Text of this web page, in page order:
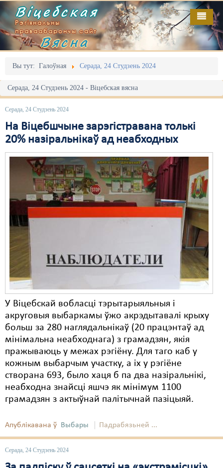
Віцебская
Рэгіянальны
праваабарончы сайт
Вясна
Вы тут: Галоўная Серада, 24 Студзень 2024
Серада, 24 Студзень 2024 - Віцебская вясна
Серада, 24 Студзень 2024
На Віцебшчыне зарэгістравана толькі
20% назіральнікаў ад неабходных
У Віцебскай вобласці тэрытарыяльныя і
акруговыя выбаркамы ўжо акрэдытавалі крыху
больш за 280 наглядальнікаў (20 працэнтаў ад
мінімальна неабходнага) з грамадзян, якія
пражываюць у межах рэгіёну. Для таго каб у
кожным выбарчым участку, а іх у рэгіёне
створана 693, было хаця б па два назіральнікі,
неабходна знайсці яшчэ як мінімум 1100
грамадзян з актыўнай палітычнай пазіцыяй.
Апублікавана ў Выбары Падрабязьней ...
Серада, 24 Студзень 2024
Галоўная
Адміністрацыйны перасьлед
Акцыі
Выбары
Грамадзянскія ініцыятывы
Дзяржава
Дыскрымінацыя
Затрыманьні
Карная псыхіятрыя
КПЧ ААН
Культурныя правы
ЛПП
Мігранты
Мірныя сходы
Палітвязьні
Праваабаронцы
Правы дзіцяці
Пэнітэнцыярная сыстэма
Распальваньне варожасьці
Свабода слова
Выданьні
Відэа
Пра нас
RSS